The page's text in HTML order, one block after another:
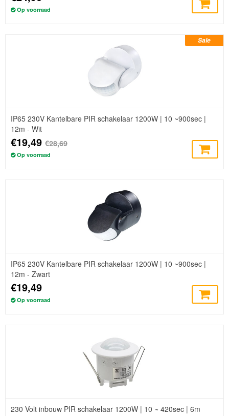
Op voorraad
Sale
IP65 230V Kantelbare PIR schakelaar 1200W | 10 ~900sec |
12m - Wit
€19,49 €28,69
Op voorraad
IP65 230V Kantelbare PIR schakelaar 1200W | 10 ~900sec |
12m - Zwart
€19,49
Op voorraad
230 Volt inbouw PIR schakelaar 1200W | 10 ~ 420sec | 6m